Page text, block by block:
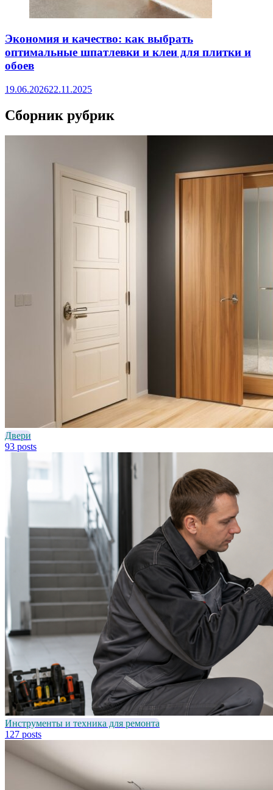
Экономия и качество: как выбрать
оптимальные шпатлевки и клеи для плитки и
обоев
19.06.202622.11.2025
Сборник рубрик
Двери
93 posts
Инструменты и техника для ремонта
127 posts